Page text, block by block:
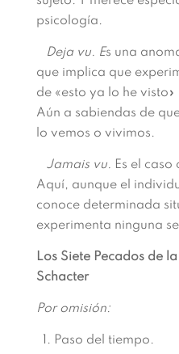
psicología.
Deja vu. Es una
que implica que
de «esto ya lo he
Aún a sabiendas de
lo vemos o vivimos.
Jamais vu. Es el
Aquí, aunque el
conoce determinada
experimenta ninguna
Los Siete Pecados de
Schacter
Por omisión:
1. Paso del tiempo.